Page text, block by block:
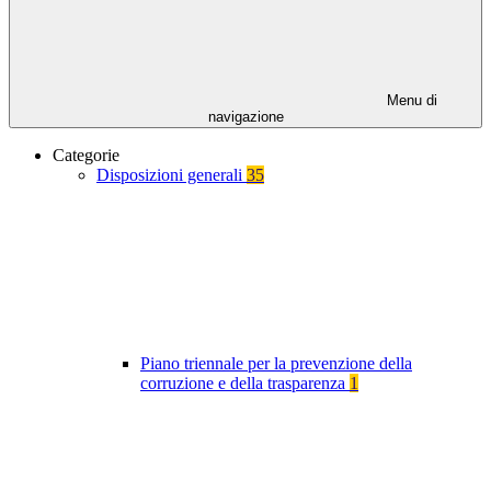
Menu di
navigazione
Categorie
Disposizioni generali 35
Piano triennale per la prevenzione della
corruzione e della trasparenza 1